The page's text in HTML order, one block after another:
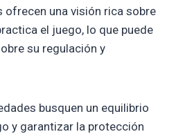
una visión rica sobre
el juego, lo que puede
su regulación y
busquen un equilibrio
y garantizar la protección